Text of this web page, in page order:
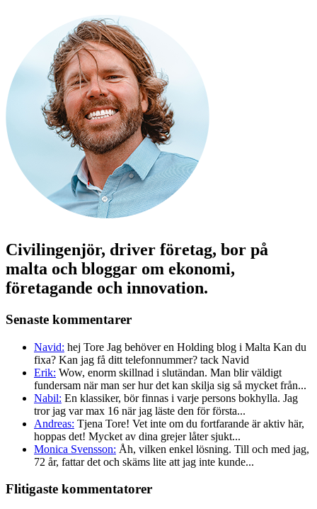
Civilingenjör, driver företag, bor på
malta och bloggar om ekonomi,
företagande och innovation.
Senaste kommentarer
Navid: hej Tore Jag behöver en Holding blog i Malta Kan du
fixa? Kan jag få ditt telefonnummer? tack Navid
Erik: Wow, enorm skillnad i slutändan. Man blir väldigt
fundersam när man ser hur det kan skilja sig så mycket från...
Nabil: En klassiker, bör finnas i varje persons bokhylla. Jag
tror jag var max 16 när jag läste den för första...
Andreas: Tjena Tore! Vet inte om du fortfarande är aktiv här,
hoppas det! Mycket av dina grejer låter sjukt...
Monica Svensson: Åh, vilken enkel lösning. Till och med jag,
72 år, fattar det och skäms lite att jag inte kunde...
Flitigaste kommentatorer